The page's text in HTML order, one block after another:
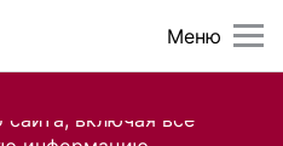
включая все
Меню